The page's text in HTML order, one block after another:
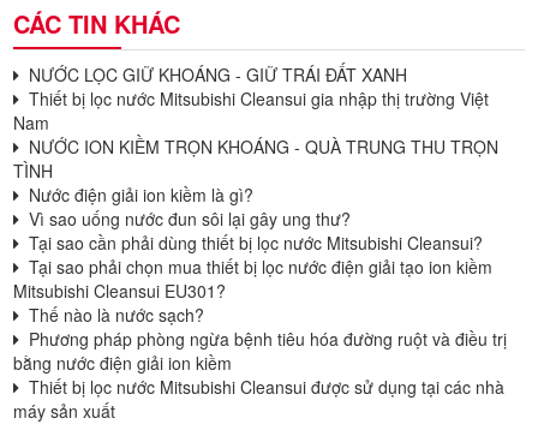
CÁC TIN KHÁC
NƯỚC LỌC GIỮ KHOÁNG - GIỮ TRÁI ĐẤT XANH
Thiết bị lọc nước Mitsubishi Cleansui gia nhập thị trường Việt
Nam
NƯỚC ION KIỀM TRỌN KHOÁNG - QUÀ TRUNG THU TRỌN
TÌNH
Nước điện giải ion kiềm là gì?
Vì sao uống nước đun sôi lại gây ung thư?
Tại sao cần phải dùng thiết bị lọc nước Mitsubishi Cleansui?
Tại sao phải chọn mua thiết bị lọc nước điện giải tạo ion kiềm
Mitsubishi Cleansui EU301?
Thế nào là nước sạch?
Phương pháp phòng ngừa bệnh tiêu hóa đường ruột và điều trị
bằng nước điện giải ion kiềm
Thiết bị lọc nước Mitsubishi Cleansui được sử dụng tại các nhà
máy sản xuất